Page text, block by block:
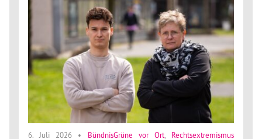
6. Juli 2026 • BündnisGrüne vor Ort, Rechtsextremismus